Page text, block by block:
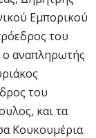
Εμπορικού
του
ο αναπληρωτής
του
και τα
Κουκουμέρια